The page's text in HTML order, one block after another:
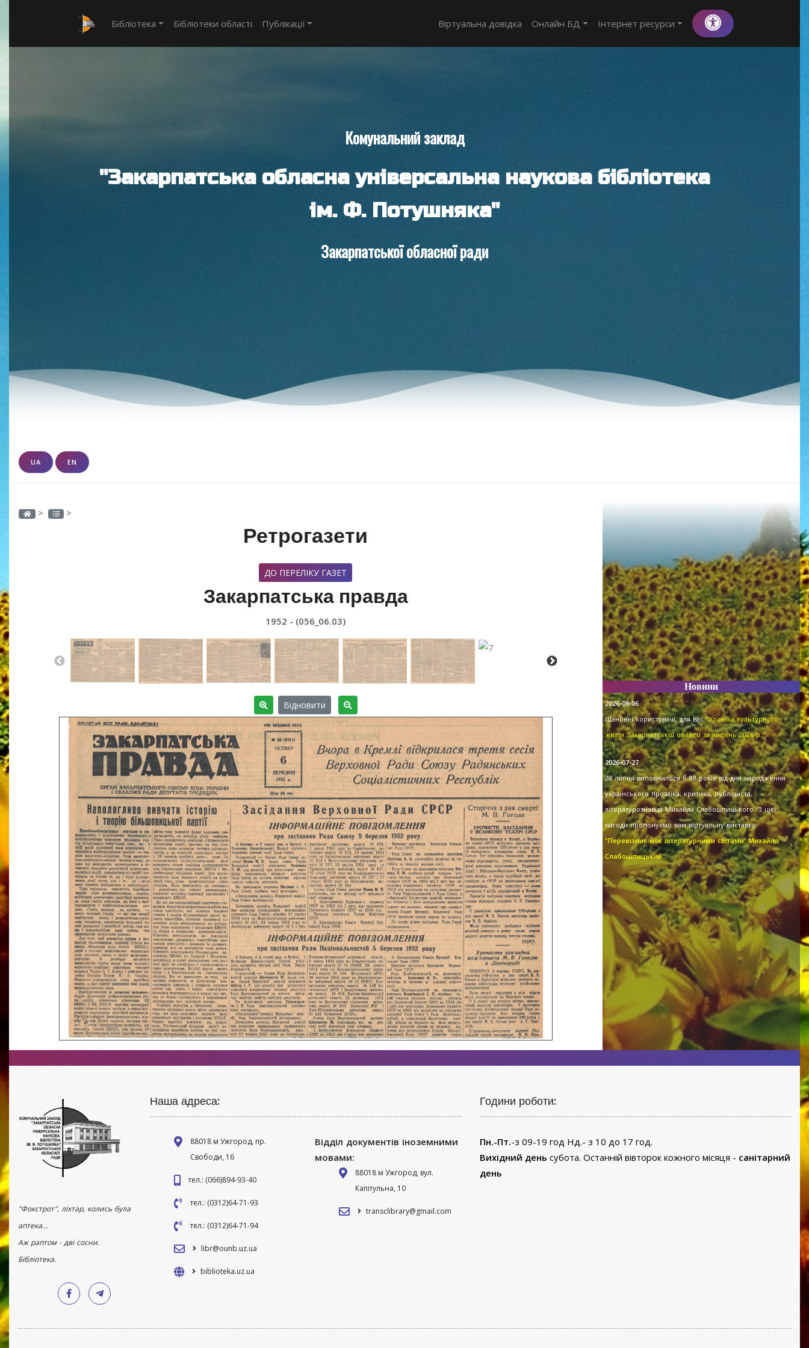
Бібліотека Бібліотеки області Публікації Віртуальна довідка Онлайн БД Інтернет ресурси
Комунальний заклад
"Закарпатська обласна універсальна наукова бібліотека
ім. Ф. Потушняка"
Закарпатської обласної ради
UA EN
> >
Ретрогазети
ДО ПЕРЕЛІКУ ГАЗЕТ
Закарпатська правда
1952 - (056_06.03)
Відновити
Новини
2026-08-06
Шановні користувачі, для вас"Хроніка культурного
життя Закарпатської області за липень 2026 р.".
2026-07-27
28 липня виповнилося б 80 років від дня народження
українського прозаїка, критика, публіциста,
літературознавця Михайла Слабошпицького. З цієї
нагоди пропонуємо вам віртуальну виставку
"Перевізник між літературними світами: Михайло
Слабошпицький".
"Фокстрот", ліхтар, колись була
аптека...
Аж раптом - дві сосни.
Бібліотека.
Наша адреса:
88018 м Ужгород, пр.
Свободи, 16
тел.: (066)894-93-40
тел.: (0312)64-71-93
тел.: (0312)64-71-94
libr@ounb.uz.ua
biblioteka.uz.ua
Відділ документів іноземними
мовами:
88018 м Ужгород, вул.
Капітульна, 10
transclibrary@gmail.com
Години роботи:
Пн.-Пт.-з 09-19 год Нд.- з 10 до 17 год.
Вихідний день субота. Останній вівторок кожного місяця - санітарний
день